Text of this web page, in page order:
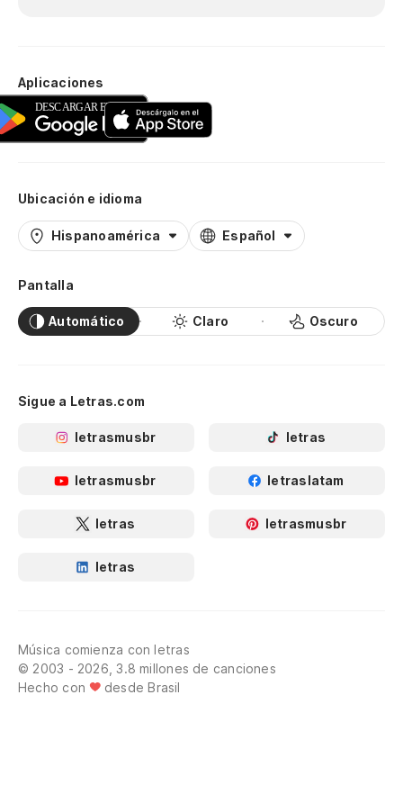
Aplicaciones
Ubicación e idioma
Hispanoamérica Español
Pantalla
Automático Claro Oscuro
Sigue a Letras.com
letrasmusbr letras
letrasmusbr letraslatam
letras letrasmusbr
letras
Música comienza con letras
© 2003 - 2026, 3.8 millones de canciones
Hecho con
desde Brasil